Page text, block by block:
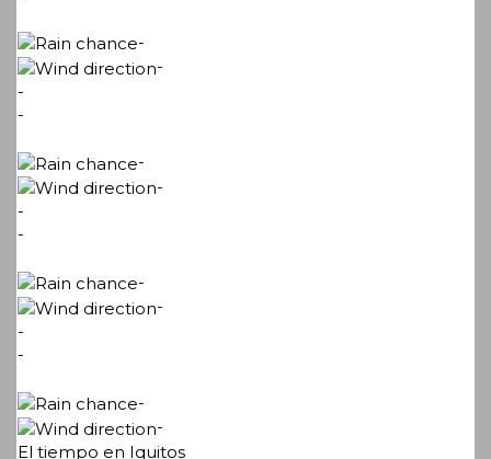
-
-
-
-
-
-
-
-
-
-
-
-
-
-
El tiempo en Iquitos